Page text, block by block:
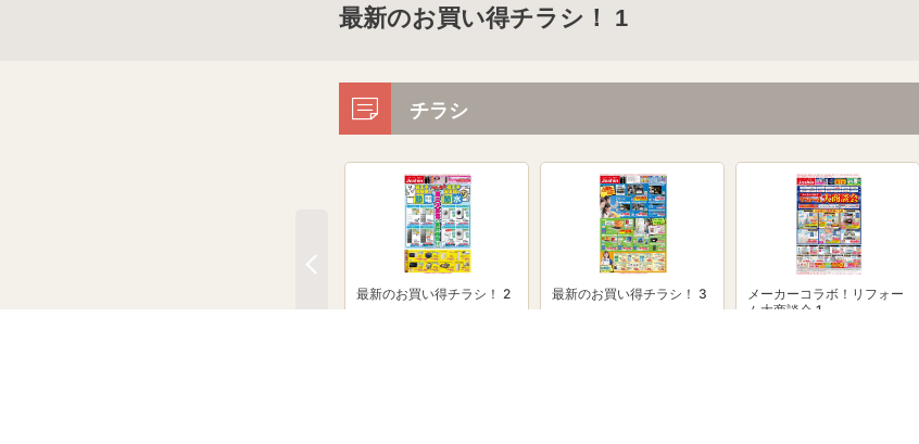
最新のお買い得チラシ！ 1
チラシ
最新のお買い得チラシ！ 2 最新のお買い得チラシ！ 3
メーカーコラボ！リフォー
ム大商談会 1